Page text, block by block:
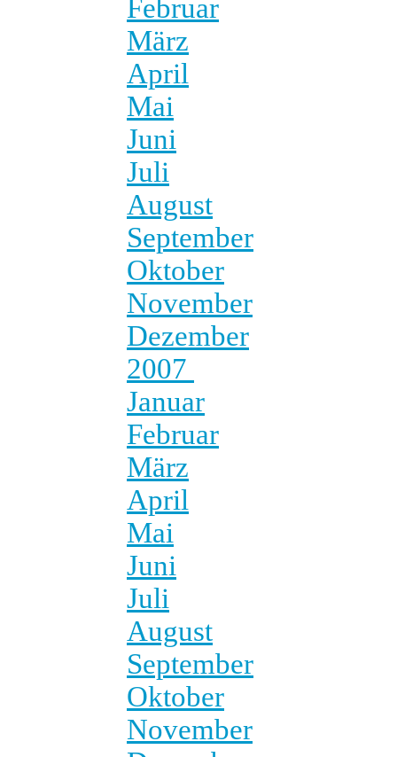
Februar
März
April
Mai
Juni
Juli
August
September
Oktober
November
Dezember
2007
Januar
Februar
März
April
Mai
Juni
Juli
August
September
Oktober
November